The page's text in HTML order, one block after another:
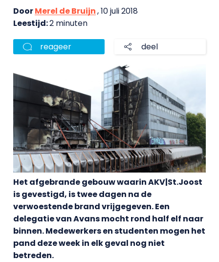
DoorMerel de Bruijn, 10 juli 2018
Leestijd:2 minuten
reageer deel
Het afgebrande gebouw waarin AKV|St.Joost
is gevestigd, is twee dagen na de
verwoestende brand vrijgegeven. Een
delegatie van Avans mocht rond half elf naar
binnen. Medewerkers en studenten mogen het
pand deze week in elk geval nog niet
betreden.